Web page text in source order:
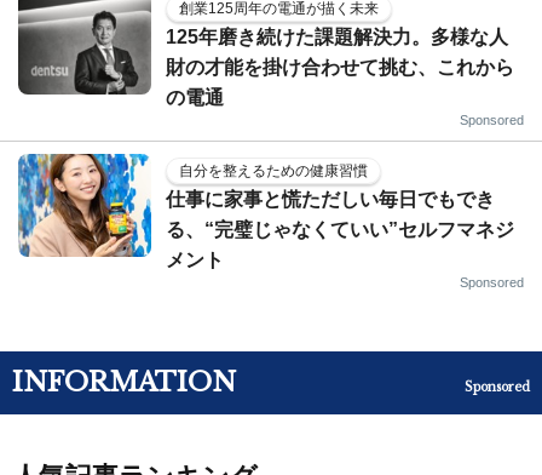
創業125周年の電通が描く未来
125年磨き続けた課題解決力。多様な人
財の才能を掛け合わせて挑む、これから
の電通
Sponsored
自分を整えるための健康習慣
仕事に家事と慌ただしい毎日でもでき
る、“完璧じゃなくていい”セルフマネジ
メント
Sponsored
INFORMATION Sponsored